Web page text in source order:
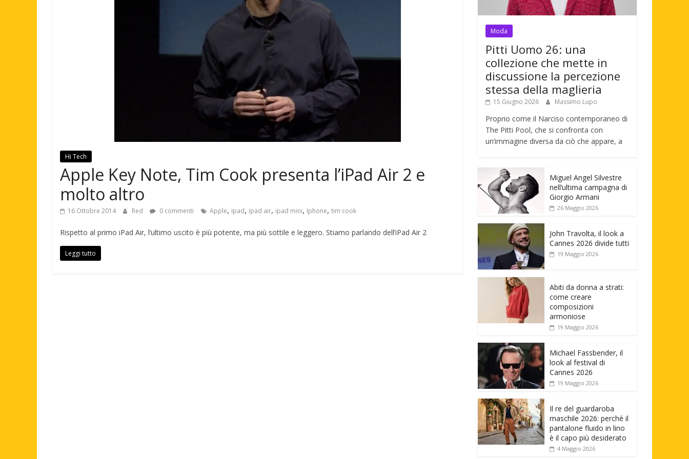
Hi Tech
Apple Key Note, Tim Cook presenta l’iPad Air 2 e
molto altro
16 Ottobre 2014 Red 0 commenti Apple, ipad, ipad air, ipad mini, Iphone, tim cook
Rispetto al primo iPad Air, l’ultimo uscito è più potente, ma più sottile e leggero. Stiamo parlando dell’iPad Air 2
Leggi tutto
Moda
Pitti Uomo 26: una
collezione che mette in
discussione la percezione
stessa della maglieria
15 Giugno 2026 Massimo Lupo
Proprio come il Narciso contemporaneo di
The Pitti Pool, che si confronta con
un’immagine diversa da ciò che appare, a
Miguel Angel Silvestre
nell’ultima campagna di
Giorgio Armani
26 Maggio 2026
John Travolta, il look a
Cannes 2026 divide tutti
19 Maggio 2026
Abiti da donna a strati:
come creare
composizioni
armoniose
19 Maggio 2026
Michael Fassbender, il
look al festival di
Cannes 2026
19 Maggio 2026
Il re del guardaroba
maschile 2026: perché il
pantalone fluido in lino
è il capo più desiderato
4 Maggio 2026